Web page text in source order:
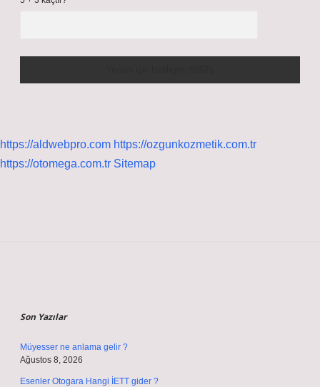
https://aldwebpro.com https://ozgunkozmetik.com.tr
https://otomega.com.tr Sitemap
Son Yazılar
Müyesser ne anlama gelir ?
Ağustos 8, 2026
Esenler Otogara Hangi İETT gider ?